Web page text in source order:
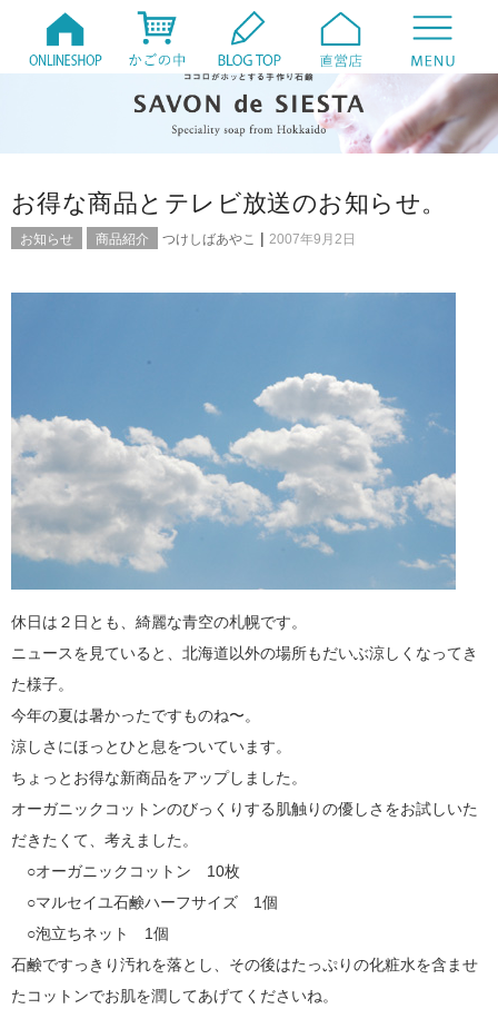
お得な商品とテレビ放送のお知らせ。
お知らせ 商品紹介 つけしばあやこ | 2007年9月2日
休日は２日とも、綺麗な青空の札幌です。
ニュースを見ていると、北海道以外の場所もだいぶ涼しくなってき
た様子。
今年の夏は暑かったですものね〜。
涼しさにほっとひと息をついています。
ちょっとお得な新商品をアップしました。
オーガニックコットンのびっくりする肌触りの優しさをお試しいた
だきたくて、考えました。
○オーガニックコットン 10枚
○マルセイユ石鹸ハーフサイズ 1個
○泡立ちネット 1個
石鹸ですっきり汚れを落とし、その後はたっぷりの化粧水を含ませ
たコットンでお肌を潤してあげてくださいね。